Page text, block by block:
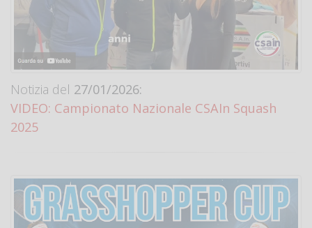
Notizia del 27/01/2026:
VIDEO: Campionato Nazionale CSAIn Squash
2025